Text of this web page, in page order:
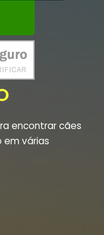
encontrar cães
em várias